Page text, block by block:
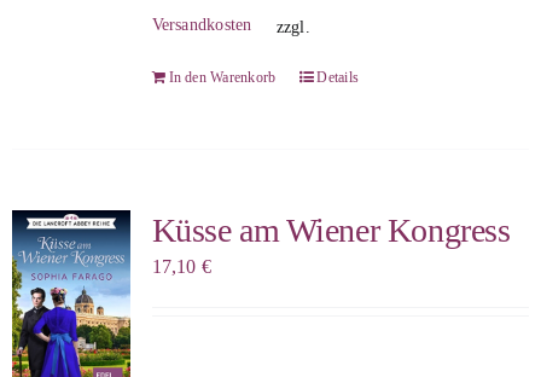
zzgl.
Versandkosten
In den Warenkorb Details
Küsse am Wiener Kongress
17,10 €